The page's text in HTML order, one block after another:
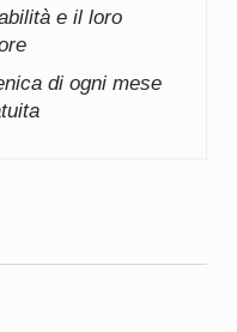
e il loro
di ogni mese